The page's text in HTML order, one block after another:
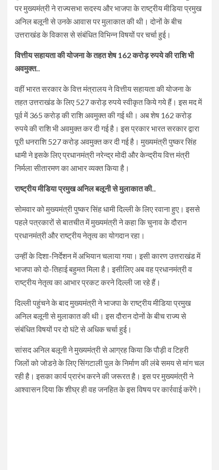
पर मुख्यमंत्री ने राज्यसभा सदस्य और भाजपा के राष्ट्रीय मीडिया प्रमुख
अनिल बलूनी से उनके आवास पर मुलाकात की थी। दोनों के बीच
उत्तराखंड के विकास से संबंधित विभिन्न विषयों पर चर्चा हुई।
वित्तीय सहायता की योजना के तहत शेष 162 करोड़ रुपये की राशि भी
अवमुक्त..
वहीं भारत सरकार के वित्त मंत्रालय ने वित्तीय सहायता की योजना के
तहत उत्तराखंड के लिए 527 करोड़ रुपये स्वीकृत किये गये हैं। इस मद में
पूर्व में 365 करोड़ की राशि अवमुक्त की गई थी। अब शेष 162 करोड़
रुपये की राशि भी अवमुक्त कर दी गई है। इस प्रकार भारत सरकार द्वारा
पूरी धनराशि 527 करोड़ अवमुक्त कर दी गई है। मुख्यमंत्री पुष्कर सिंह
धामी ने इसके लिए प्रधानमंत्री नरेन्द्र मोदी और केन्द्रीय वित्त मंत्री
निर्मला सीतारमण का आभार व्यक्त किया है।
राष्ट्रीय मीडिया प्रमुख अनिल बलूनी से मुलाकात की..
सोमवार को मुख्यमंत्री पुष्कर सिंह धामी दिल्ली के लिए रवाना हुए। इससे
पहले पत्रकारों से बातचीत में मुख्यमंत्री ने कहा कि चुनाव के दौरान
प्रधानमंत्री और राष्ट्रीय नेतृत्व का योगदान रहा।
उन्हीं के दिशा-निर्देशन में अभियान चलाया गया। इसी कारण उत्तराखंड में
भाजपा को दो-तिहाई बहुमत मिला है। इसीलिए अब वह प्रधानमंत्री व
राष्ट्रीय नेतृत्व का आभार प्रकट करने दिल्ली जा रहे हैं।
दिल्ली पहुंचने के बाद मुख्यमंत्री ने भाजपा के राष्ट्रीय मीडिया प्रमुख
अनिल बलूनी से मुलाकात की थी। इस दौरान दोनों के बीच राज्य से
संबंधित विषयों पर दो घंटे से अधिक चर्चा हुई।
सांसद अनिल बलूनी ने मुख्यमंत्री से आग्रह किया कि पौड़ी व टिहरी
जिलों को जोडऩे के लिए सिंगटाली पुल के निर्माण की लंबे समय से मांग चल
रही है। इसका कार्य प्रारंभ करने की जरूरत है। इस पर मुख्यमंत्री ने
आश्वासन दिया कि शीघ्र ही वह जनहित के इस विषय पर कार्रवाई करेंगे।